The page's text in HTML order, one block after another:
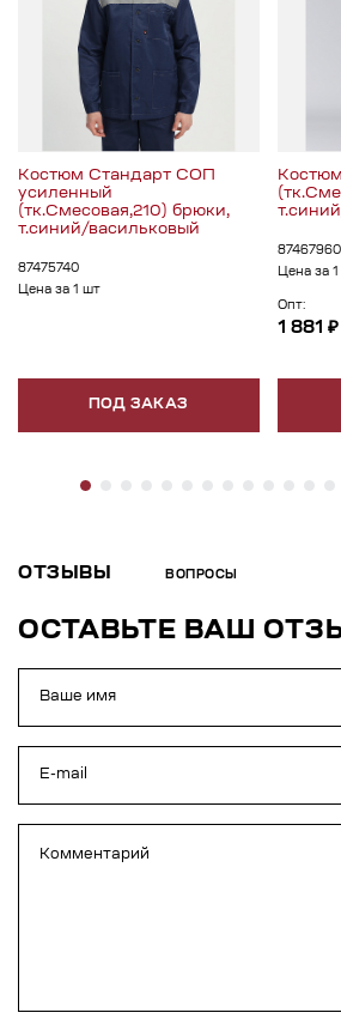
Костюм Стандарт СОП
усиленный
(тк.Смесовая,210) брюки,
т.синий/васильковый
87475740
Цена за 1 шт
ПОД ЗАКАЗ
87467960
Цена за
Опт:
1 881 ₽
ОТЗЫВЫ ВОПРОСЫ
ОСТАВЬТЕ ВАШ